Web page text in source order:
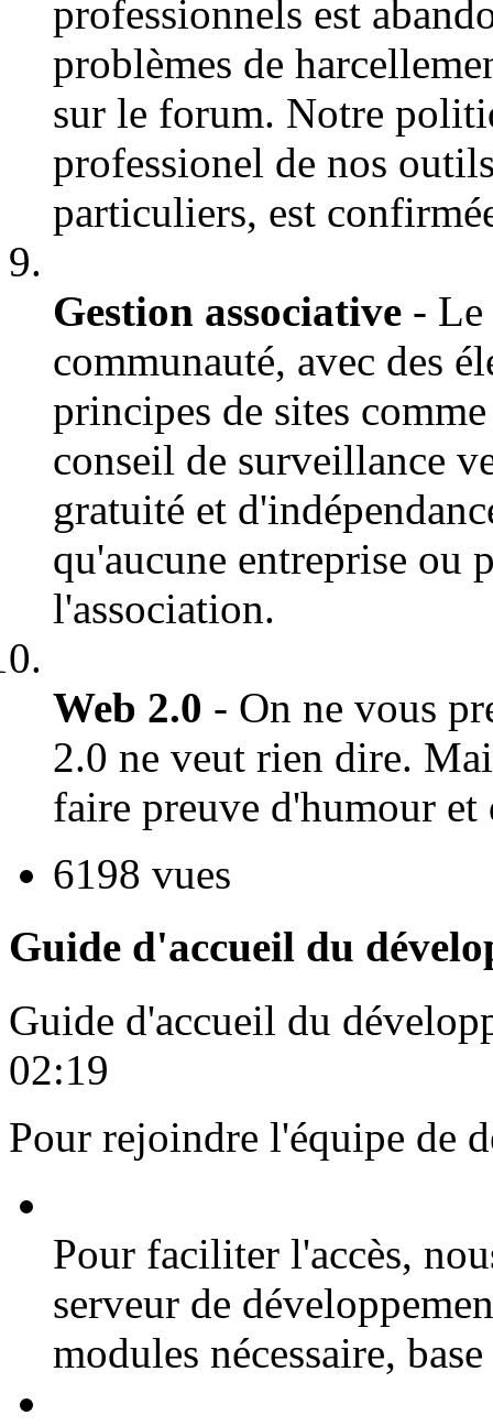
professionnels est
problèmes de
sur le forum. Notre
professionel de nos
particuliers, est
Gestion associative - Le
communauté, avec des
principes de sites
conseil de surveillance
gratuité et
qu'aucune entreprise ou
l'association.
Web 2.0 - On ne vous
2.0 ne veut rien dire.
faire preuve d'humour
6198 vues
Guide d'accueil du
Guide d'accueil du
02:19
Pour rejoindre l'équipe de
Pour faciliter l'accès,
serveur de
modules nécessaire,